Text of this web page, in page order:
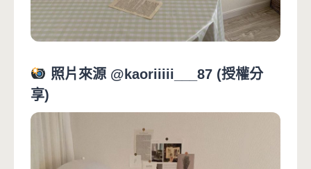
照片來源 @kaoriiiii___87 (授權分
享)